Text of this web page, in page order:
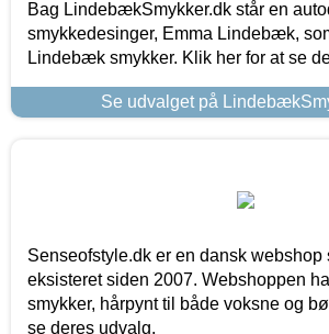
Bag LindebækSmykker.dk står en
smykkedesinger, Emma Lindebæk,
Lindebæk smykker. Klik her for at se
Se udvalget på
Senseofstyle.dk er en dansk webshop
eksisteret siden 2007. Webshoppen
smykker, hårpynt til både voksne og
se deres udvalg.